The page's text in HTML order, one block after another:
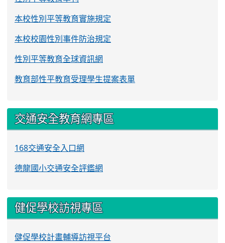
本校性別平等教育實施規定
本校校園性別事件防治規定
性別平等教育全球資訊網
教育部性平教育受理學生提案表單
交通安全教育網專區
168交通安全入口網
德龍國小交通安全評鑑網
健促學校訪視專區
健促學校計畫輔導訪視平台